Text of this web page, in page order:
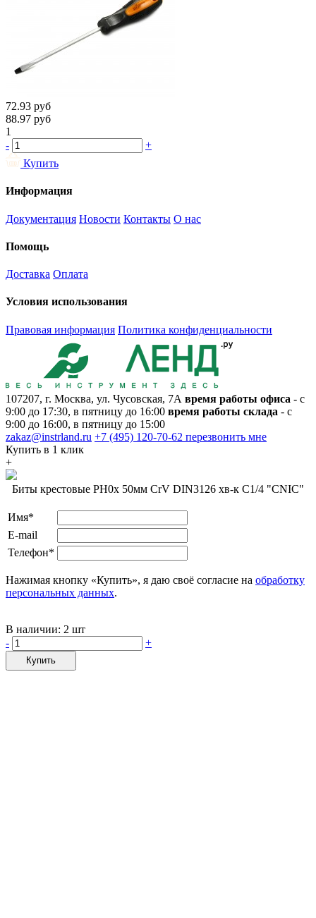
72.93 руб
88.97 руб
1
-
+
Купить
Информация
Документация Новости Контакты О нас
Помощь
Доставка Оплата
Условия использования
Правовая информация Политика конфиденциальности
107207, г. Москва, ул. Чусовская, 7А время работы офиса - с
9:00 до 17:30, в пятницу до 16:00 время работы склада - с
9:00 до 16:00, в пятницу до 15:00
zakaz@instrland.ru +7 (495) 120-70-62 перезвонить мне
Купить в 1 клик
+
Биты крестовые РН0х 50мм CrV DIN3126 хв-к С1/4 "CNIC"
Имя*
E-mail
Телефон*
Нажимая кнопку «Купить», я даю своё согласие на обработку
персональных данных.
В наличии: 2 шт
-
+
Купить